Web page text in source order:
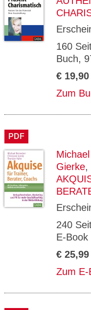
160
Buch,
€ 19,90
Zum
PDF
Gierke,
240
E-
€ 25,99
Zum E-